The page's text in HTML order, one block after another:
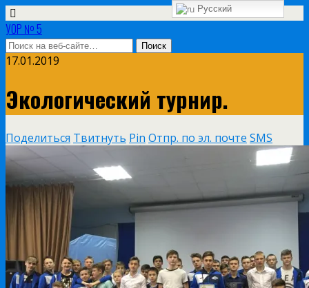
УОР № 5
17.01.2019
Экологический турнир.
Поделиться Твитнуть Pin Отпр. по эл. почте SMS
Русский